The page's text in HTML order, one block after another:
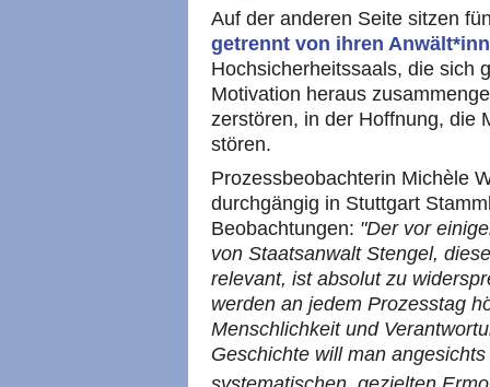
Auf der anderen Seite sitzen
getrennt von ihren
Hochsicherheitssaals, die sich
Motivation heraus
zerstören, in der Hoffnung, die
stören.
Prozessbeobachterin Michèle
durchgängig in Stuttgart
Beobachtungen: "Der vor
von Staatsanwalt Stengel,
relevant, ist absolut zu
werden an jedem Prozesstag
Menschlichkeit und
Geschichte will man